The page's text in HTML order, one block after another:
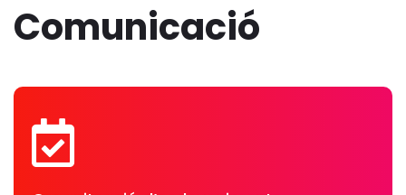
Comunicació